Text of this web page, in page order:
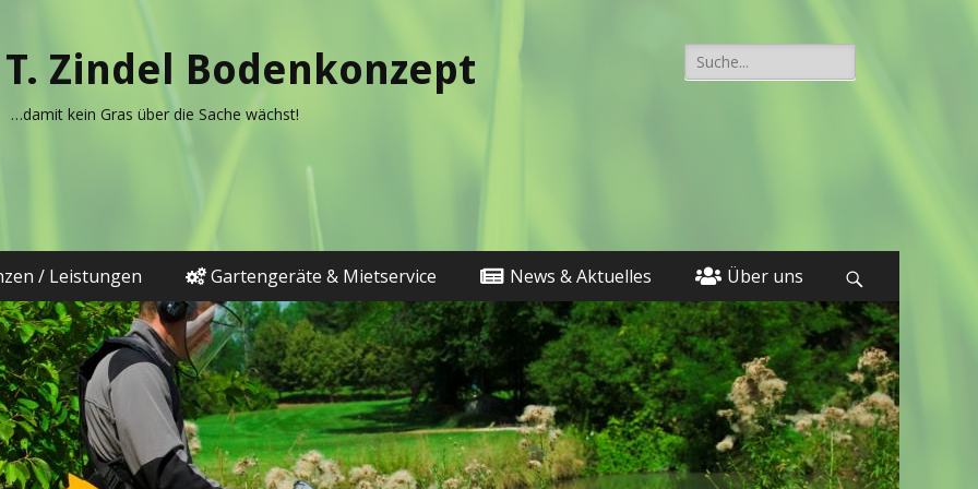
T. Zindel Bodenkonzept
…damit kein Gras über die Sache wächst!
Suche
nach:
/ Leistungen Gartengeräte & Mietservice News & Aktuelles Über uns